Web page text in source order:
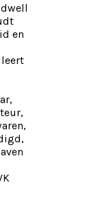
en